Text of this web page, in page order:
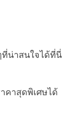
น่าสนใจได้ที่นี่
คาสุดพิเศษได้